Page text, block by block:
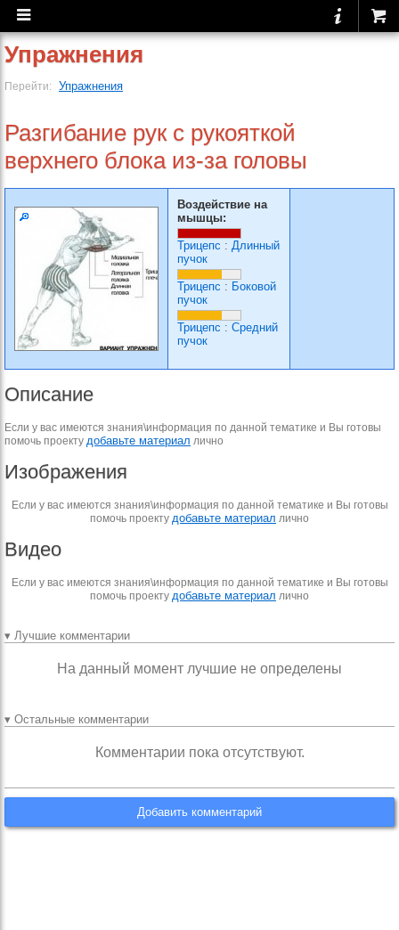
Упражнения
Перейти: Упражнения
Разгибание рук с рукояткой
верхнего блока из-за головы
Воздействие на
мышцы:
Трицепс : Длинный
пучок
Трицепс : Боковой
пучок
Трицепс : Средний
пучок
Описание
Если у вас имеются знания\информация по данной тематике и Вы готовы
помочь проекту добавьте материал лично
Изображения
Если у вас имеются знания\информация по данной тематике и Вы готовы
помочь проекту добавьте материал лично
Видео
Если у вас имеются знания\информация по данной тематике и Вы готовы
помочь проекту добавьте материал лично
▾ Лучшие комментарии
На данный момент лучшие не определены
▾ Остальные комментарии
Комментарии пока отсутствуют.
Добавить комментарий